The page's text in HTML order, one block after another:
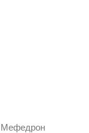
Мефедрон